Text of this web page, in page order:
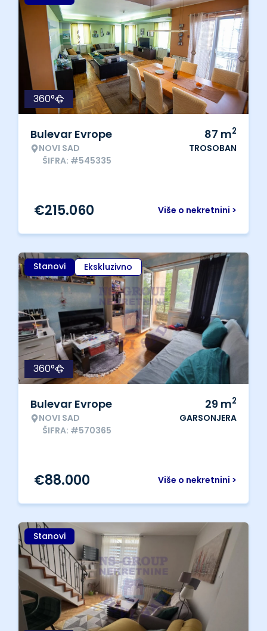
360°
Bulevar Evrope
NOVI SAD
ŠIFRA: #545335
87 m2
TROSOBAN
Više o nekretnini >
€215.060
Stanovi Ekskluzivno
360°
Bulevar Evrope
NOVI SAD
ŠIFRA: #570365
29 m2
GARSONJERA
Više o nekretnini >
€88.000
Stanovi